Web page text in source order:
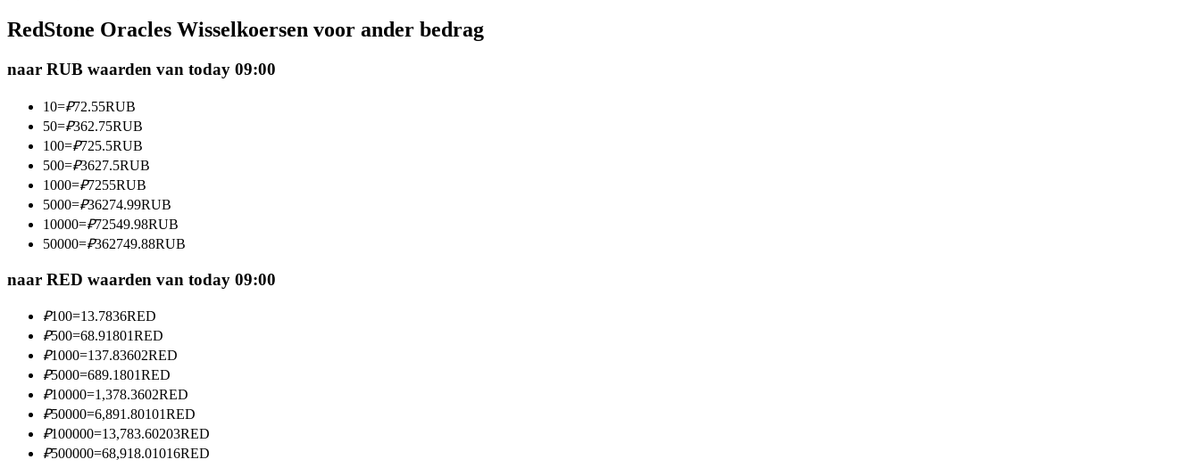
Kopiëren Handel
Sluit je aan bij top traders
Word een Copy Trader
Geniet van winstdeling en copy trading commissies
RedStone Oracles Wisselkoersen voor ander bedrag
naar RUB waarden van today 09:00
10=₽72.55RUB
50=₽362.75RUB
100=₽725.5RUB
500=₽3627.5RUB
1000=₽7255RUB
5000=₽36274.99RUB
10000=₽72549.98RUB
50000=₽362749.88RUB
naar RED waarden van today 09:00
₽100=13.7836RED
₽500=68.91801RED
₽1000=137.83602RED
₽5000=689.1801RED
₽10000=1,378.3602RED
₽50000=6,891.80101RED
₽100000=13,783.60203RED
₽500000=68,918.01016RED